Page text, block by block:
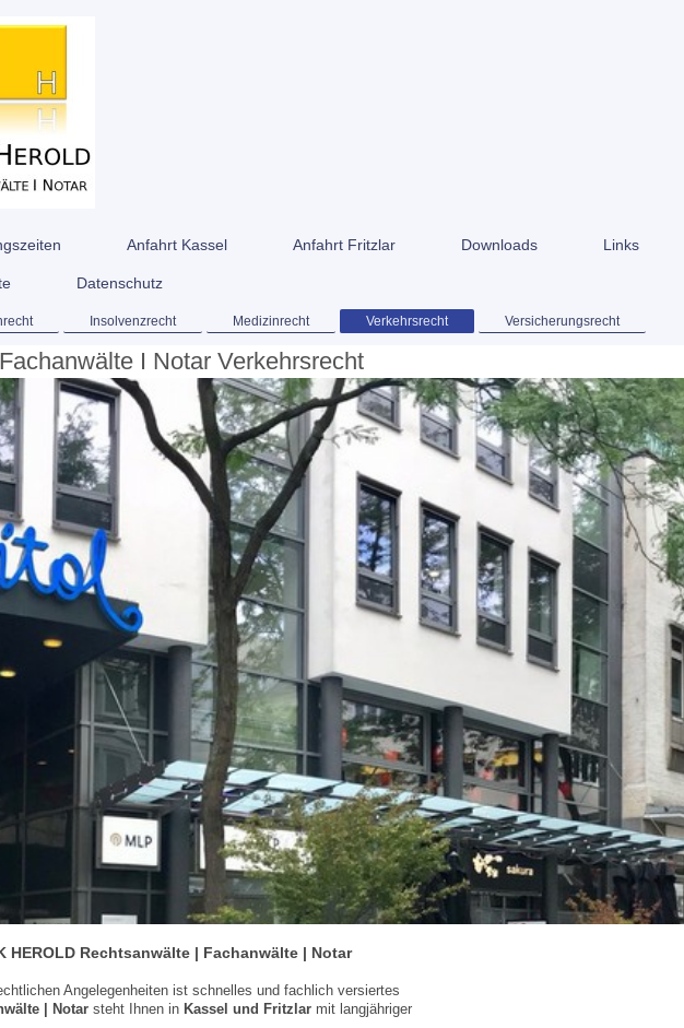
Anfahrt Kassel Anfahrt Fritzlar Downloads Links
Datenschutz
Insolvenzrecht Medizinrecht Verkehrsrecht Versicherungsrecht
I Notar Verkehrsrecht
Rechtsanwälte | Fachanwälte | Notar
Angelegenheiten ist schnelles und fachlich versiertes
| Notar steht Ihnen in Kassel und Fritzlar mit langjähriger